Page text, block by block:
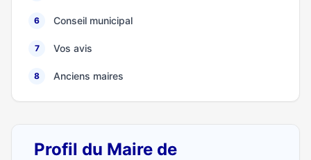
6 Conseil municipal
7 Vos avis
8 Anciens maires
Profil du Maire de